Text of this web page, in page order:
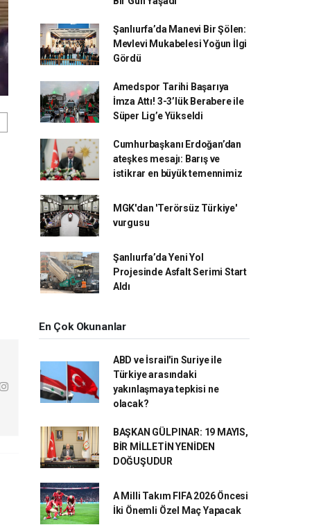
Şanlıurfa’da Manevi Bir Şölen:
Mevlevi Mukabelesi Yoğun İlgi
Gördü
Amedspor Tarihi Başarıya
İmza Attı! 3-3’lük Berabere ile
Süper Lig’e Yükseldi
Cumhurbaşkanı Erdoğan’dan
ateşkes mesajı: Barış ve
istikrar en büyük temennimiz
MGK'dan 'Terörsüz Türkiye'
vurgusu
Şanlıurfa’da Yeni Yol
Projesinde Asfalt Serimi Start
Aldı
En Çok Okunanlar
ABD ve İsrail'in Suriye ile
Türkiye arasındaki
yakınlaşmaya tepkisi ne
olacak?
BAŞKAN GÜLPINAR: 19 MAYIS,
BİR MİLLETİN YENİDEN
DOĞUŞUDUR
A Milli Takım FIFA 2026 Öncesi
İki Önemli Özel Maç Yapacak